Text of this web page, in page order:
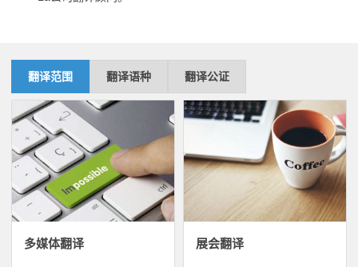
翻译范围 翻译语种 翻译公证
多媒体翻译 展会翻译